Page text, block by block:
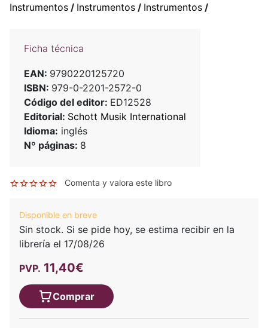
Instrumentos / Instrumentos / Instrumentos /
Ficha técnica
EAN: 9790220125720
ISBN: 979-0-2201-2572-0
Código del editor: ED12528
Editorial: Schott Musik International
Idioma: inglés
Nº páginas: 8
Comenta y valora este libro
Disponible en breve
Sin stock. Si se pide hoy, se estima recibir en la
librería el 17/08/26
PVP. 11,40€
Comprar